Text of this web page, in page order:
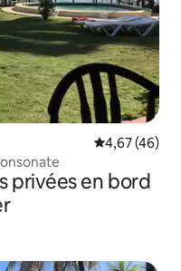
Évaluation
4,67 (46)
privées en bord